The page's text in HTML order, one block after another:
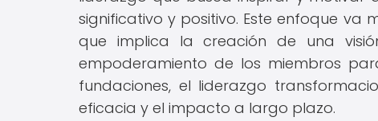
significativo y positivo. Este enfoque va
que implica la creación de una
empoderamiento de los miembros
fundaciones, el liderazgo
eficacia y el impacto a largo plazo.